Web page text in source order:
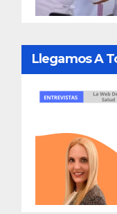
Llegamos A